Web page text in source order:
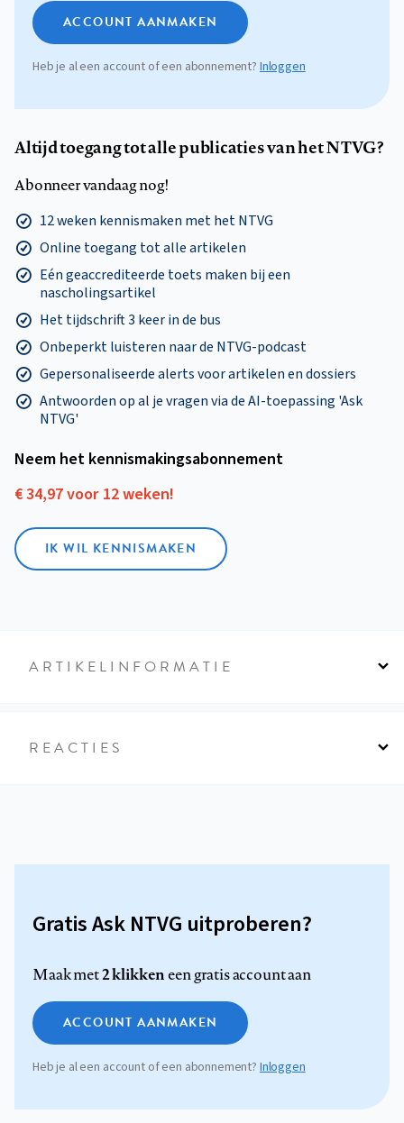
ACCOUNT AANMAKEN
Heb je al een account of een abonnement? Inloggen
Altijd toegang tot alle publicaties van het NTVG?
Abonneer vandaag nog!
12 weken kennismaken met het NTVG
Online toegang tot alle artikelen
Eén geaccrediteerde toets maken bij een
nascholingsartikel
Het tijdschrift 3 keer in de bus
Onbeperkt luisteren naar de NTVG-podcast
Gepersonaliseerde alerts voor artikelen en dossiers
Antwoorden op al je vragen via de AI-toepassing 'Ask
NTVG'
Neem het kennismakings­abonnement
€ 34,97 voor 12 weken!
IK WIL KENNISMAKEN
ARTIKELINFORMATIE
REACTIES
Gratis Ask NTVG uitproberen?
Maak met2 klikkeneen gratis account aan
ACCOUNT AANMAKEN
Heb je al een account of een abonnement?Inloggen